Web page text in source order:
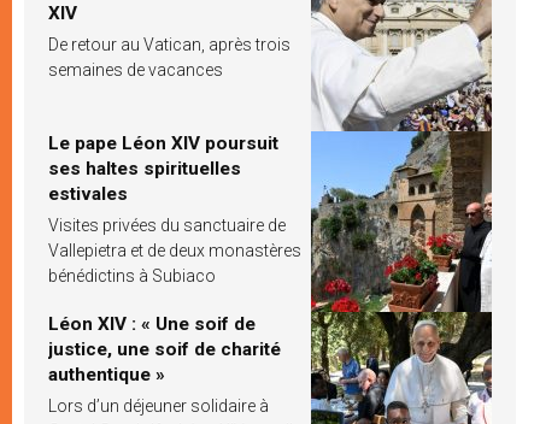
XIV
De retour au Vatican, après trois
semaines de vacances
Le pape Léon XIV poursuit
ses haltes spirituelles
estivales
Visites privées du sanctuaire de
Vallepietra et de deux monastères
bénédictins à Subiaco
Léon XIV : « Une soif de
justice, une soif de charité
authentique »
Lors d’un déjeuner solidaire à